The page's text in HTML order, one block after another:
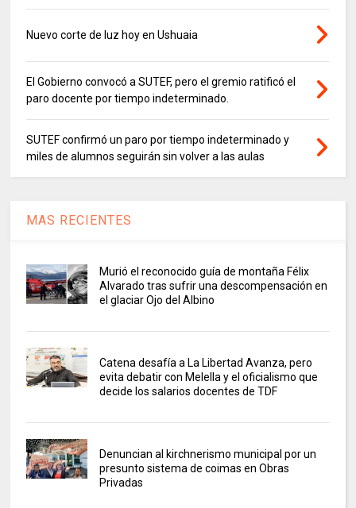
Nuevo corte de luz hoy en Ushuaia
El Gobierno convocó a SUTEF, pero el gremio ratificó el
paro docente por tiempo indeterminado.
SUTEF confirmó un paro por tiempo indeterminado y
miles de alumnos seguirán sin volver a las aulas
MAS RECIENTES
Murió el reconocido guía de montaña Félix
Alvarado tras sufrir una descompensación en
el glaciar Ojo del Albino
Catena desafía a La Libertad Avanza, pero
evita debatir con Melella y el oficialismo que
decide los salarios docentes de TDF
Denuncian al kirchnerismo municipal por un
presunto sistema de coimas en Obras
Privadas